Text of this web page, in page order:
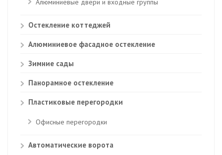
Алюминиевые двери и входные группы
Остекление коттеджей
Алюминиевое фасадное остекление
Зимние сады
Панорамное остекление
Пластиковые перегородки
Офисные перегородки
Автоматические ворота